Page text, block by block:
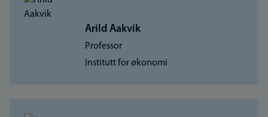
Arild Aakvik
Professor
Institutt for økonomi